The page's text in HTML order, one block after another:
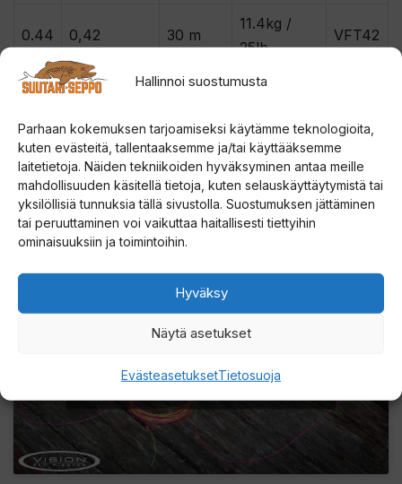
Hallinnoi suostumusta
Parhaan kokemuksen tarjoamiseksi käytämme teknologioita,
kuten evästeitä, tallentaaksemme ja/tai käyttääksemme
laitetietoja. Näiden tekniikoiden hyväksyminen antaa meille
mahdollisuuden käsitellä tietoja, kuten selauskäyttäytymistä tai
yksilöllisiä tunnuksia tällä sivustolla. Suostumuksen jättäminen
tai peruuttaminen voi vaikuttaa haitallisesti tiettyihin
ominaisuuksiin ja toimintoihin.
Hyväksy
Näytä asetukset
EvästeasetuksetTietosuoja
0.44 0,42 30 m
11.4kg /
25lb
VFT42
0.46 0,46
12.5kg /
0.49 0,49 20 m
14.0kg /
31lb
VFT49
markkinointievästeet ja ottaaksesi tämän